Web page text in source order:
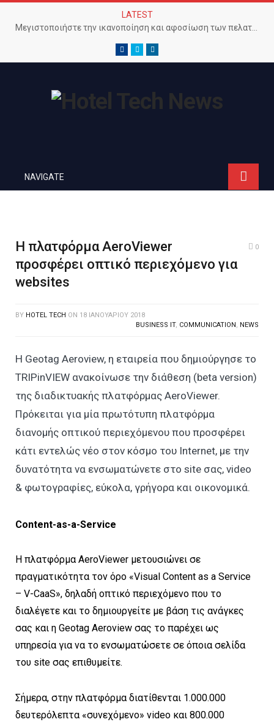
LATEST
Μεγιστοποιήστε την ικανοποίηση και αφοσίωση των πελατών με προηγμένο Wi-Fi δίκτυο
Facebook
TwitterLinkedIn
NAVIGATE
Η πλατφόρμα AeroViewer
προσφέρει οπτικό περιεχόμενο για
websites
0
BY HOTEL TECH ON 18 ΙΑΝΟΥΑΡΊΟΥ 2018
BUSINESS IT, COMMUNICATION, NEWS
Η Geotag Aeroview, η εταιρεία που δημιούργησε το
TRIPinVIEW ανακοίνωσε την διάθεση (beta version)
της διαδικτυακής πλατφόρμας AeroViewer.
Πρόκειται για μία πρωτότυπη πλατφόρμα
διανομής οπτικού περιεχόμενου που προσφέρει
κάτι εντελώς νέο στον κόσμο του Internet, με την
δυνατότητα να ενσωματώνετε στο site σας, video
& φωτογραφίες, εύκολα, γρήγορα και οικονομικά.
Content-as-a-Service
Η πλατφόρμα AeroViewer μετουσιώνει σε
πραγματικότητα τον όρο «Visual Content as a Service
– V-CaaS», δηλαδή οπτικό περιεχόμενο που το
διαλέγετε και το δημιουργείτε με βάση τις ανάγκες
σας και η Geotag Aeroview σας το παρέχει ως
υπηρεσία για να το ενσωματώσετε σε όποια σελίδα
του site σας επιθυμείτε.
Σήμερα, στην πλατφόρμα διατίθενται 1.000.000
δευτερόλεπτα «συνεχόμενο» video και 800.000